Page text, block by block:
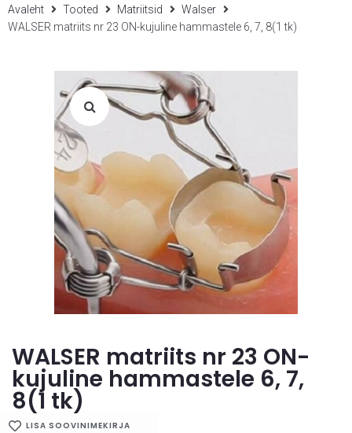
Avaleht Tooted Matriitsid
Walser
WALSER matriits nr 23 ON-kujuline hammastele 6, 7, 8(1 tk)
WALSER matriits nr 23 ON-
kujuline hammastele 6, 7,
8(1 tk)
LISA SOOVINIMEKIRJA